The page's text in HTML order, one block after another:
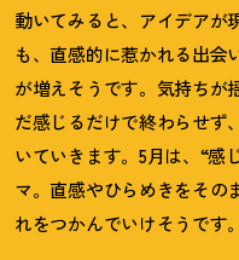
動いてみると、アイデアが
も、直感的に惹かれる出会
が増えそうです。気持ちが
だ感じるだけで終わらせず
いていきます。 5月は、 “感
マ。直感やひらめきをその
れをつかんでいけそうです。